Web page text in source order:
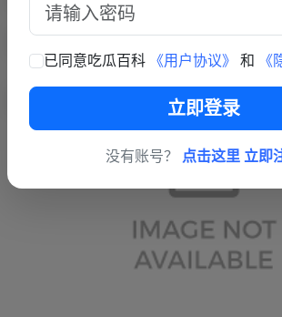
已同意吃瓜百科 《用户协议》 和 《
立即登录
没有账号？ 点击这里 立即